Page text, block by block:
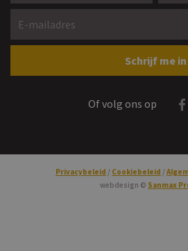
Gelieve dit veld leeg te laten
Schrijf me in
Of volg ons op
Privacybeleid Cookiebeleid
webdesign © Sanmax